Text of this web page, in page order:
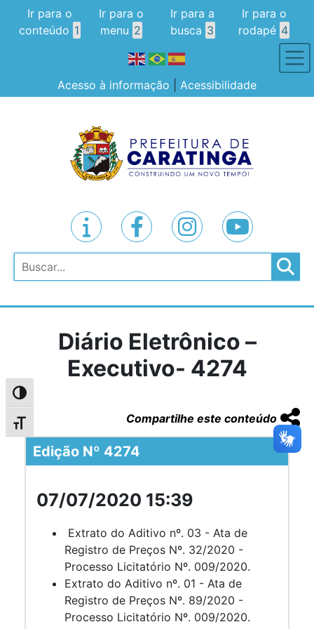
Alternar alto contraste
Alternar tamanho da fonte
Ir para o
conteúdo 1
Ir para o
menu 2
Ir para a
busca 3
Ir para o
rodapé 4
Acesso à informação Acessibilidade
Pesquisar
Diário Eletrônico –
Executivo- 4274
Compartilhe este conteúdo
Edição Nº 4274
07/07/2020 15:39
Extrato do Aditivo nº. 03 - Ata de
Registro de Preços Nº. 32/2020 -
Processo Licitatório Nº. 009/2020.
Extrato do Aditivo nº. 01 - Ata de
Registro de Preços Nº. 89/2020 -
Processo Licitatório Nº. 009/2020.